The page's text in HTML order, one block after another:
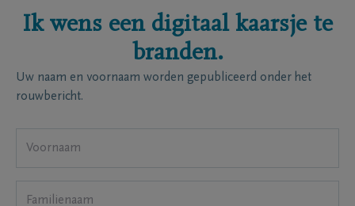
Ik wens een digitaal kaarsje te
branden.
Uw naam en voornaam worden gepubliceerd onder het
rouwbericht.